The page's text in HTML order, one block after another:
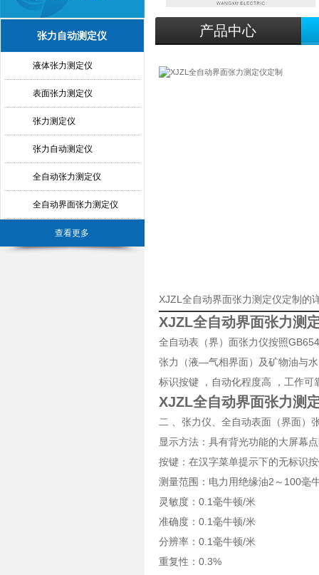
张力自动测定仪
液体张力测定仪
表面张力测定仪
张力测定仪
张力自动测定仪
全自动张力测定仪
全自动界面张力测定仪
查看更多
产品中心
XJZL全自动界面张力测定仪定制的
XJZL全自动界面张力测
全自动表（界）面张力仪按照
张力（液—气相界面）及矿物油与
标识按键 ，自动化程度高 ，工作
XJZL全自动界面张力测
二 、张力仪、全自动表面（界面）
显示方法：具有背光功能的大屏幕
按键：在汉字菜单提示下的无标识
测量范围：电力用绝缘油2～100
灵敏度：0.1毫牛顿/米
准确度：0.1毫牛顿/米
分辨率：0.1毫牛顿/米
重复性：0.3%